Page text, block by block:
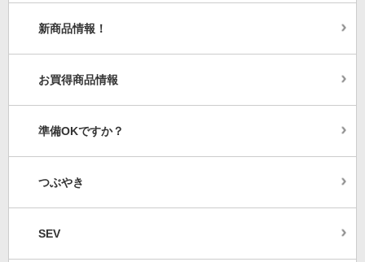
新商品情報！
お買得商品情報
準備OKですか？
つぶやき
SEV